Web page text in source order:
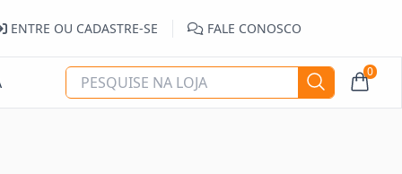
ENTRE OU CADASTRE-SE FALE CONOSCO
0